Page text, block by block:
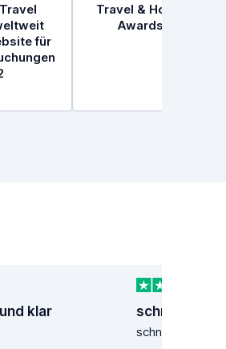
für
Travel & Hospitality
Awards 2021
klar schnell und
schnell und